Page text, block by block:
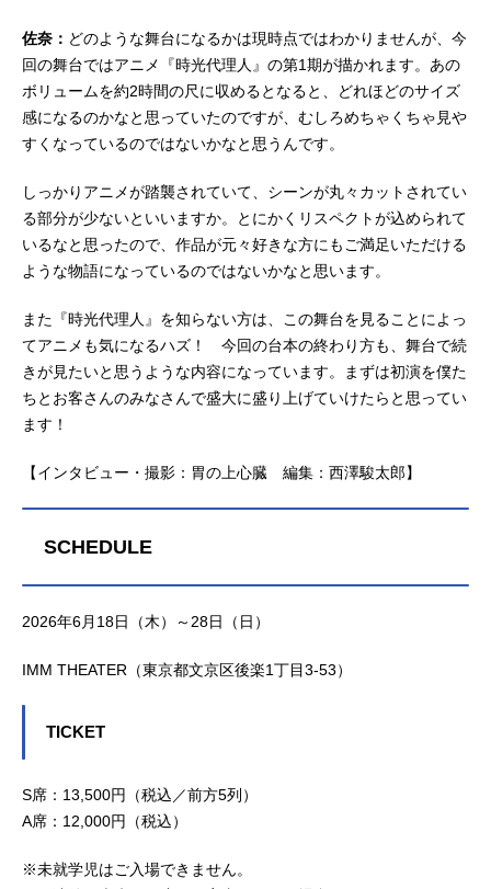
佐奈： どのような舞台になるかは現時点ではわかりませんが、今
回の舞台ではアニメ『時光代理人』の第1期が描かれます。あの
ボリュームを約2時間の尺に収めるとなると、どれほどのサイズ
感になるのかなと思っていたのですが、むしろめちゃくちゃ見や
すくなっているのではないかなと思うんです。
しっかりアニメが踏襲されていて、シーンが丸々カットされてい
る部分が少ないといいますか。とにかくリスペクトが込められて
いるなと思ったので、作品が元々好きな方にもご満足いただける
ような物語になっているのではないかなと思います。
また『時光代理人』を知らない方は、この舞台を見ることによっ
てアニメも気になるハズ！ 今回の台本の終わり方も、舞台で続
きが見たいと思うような内容になっています。まずは初演を僕た
ちとお客さんのみなさんで盛大に盛り上げていけたらと思ってい
ます！
【インタビュー・撮影：胃の上心臓 編集：西澤駿太郎】
SCHEDULE
2026年6月18日（木）～28日（日）
IMM THEATER（東京都文京区後楽1丁目3-53）
TICKET
S席：13,500円（税込／前方5列）
A席：12,000円（税込）
※未就学児はご入場できません。